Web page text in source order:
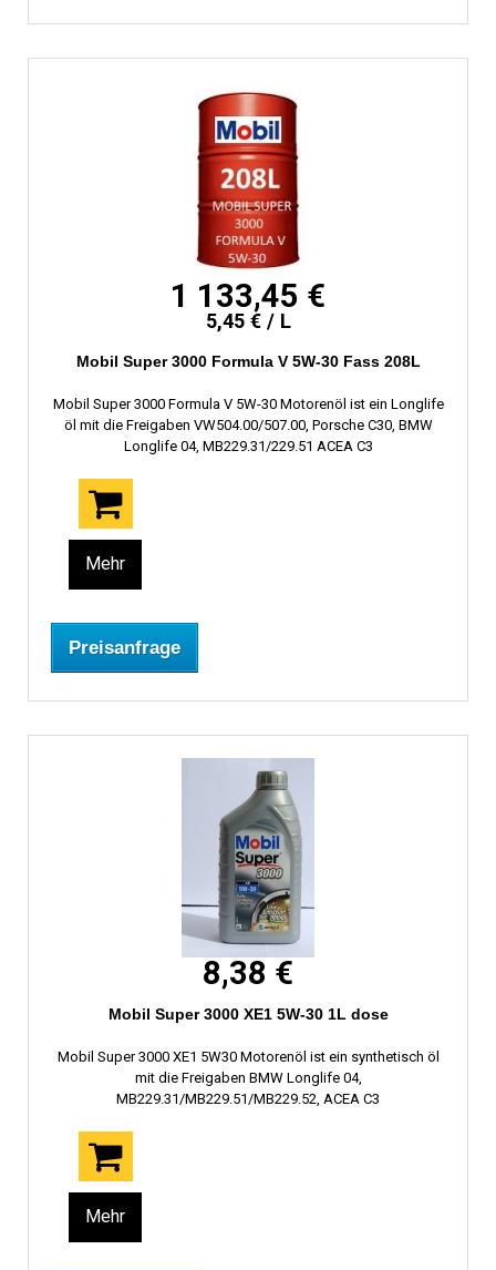
1 133,45 €
5,45 € / L
Mobil Super 3000 Formula V 5W-30 Fass 208L
Mobil Super 3000 Formula V 5W-30 Motorenöl ist ein Longlife
öl mit die Freigaben VW504.00/507.00, Porsche C30, BMW
Longlife 04, MB229.31/229.51 ACEA C3
Mehr
Preisanfrage
8,38 €
Mobil Super 3000 XE1 5W-30 1L dose
Mobil Super 3000 XE1 5W30 Motorenöl ist ein synthetisch öl
mit die Freigaben BMW Longlife 04,
MB229.31/MB229.51/MB229.52, ACEA C3
Mehr